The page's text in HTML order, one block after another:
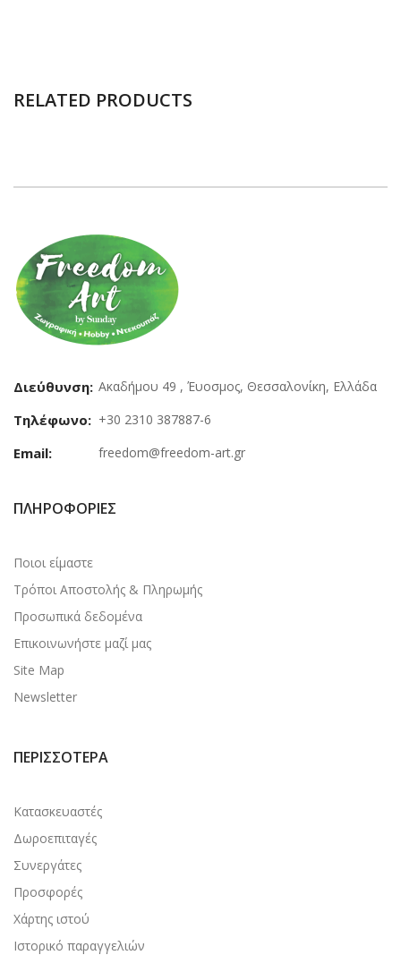
RELATED PRODUCTS
Διεύθυνση: Ακαδήμου 49 , Έυοσμος, Θεσσαλονίκη, Ελλάδα
Τηλέφωνο: +30 2310 387887-6
Email: freedom@freedom-art.gr
ΠΛΗΡΟΦΟΡΊΕΣ
Ποιοι είμαστε
Τρόποι Αποστολής & Πληρωμής
Προσωπικά δεδομένα
Επικοινωνήστε μαζί μας
Site Map
Newsletter
ΠΕΡΙΣΣΌΤΕΡΑ
Κατασκευαστές
Δωροεπιταγές
Συνεργάτες
Προσφορές
Χάρτης ιστού
Ιστορικό παραγγελιών